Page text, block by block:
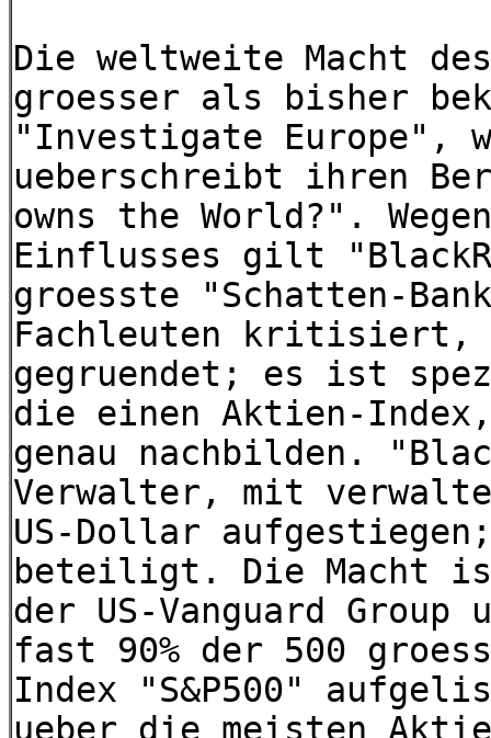
Die weltweite Macht
groesser als bisher
"Investigate Europe",
ueberschreibt ihren
owns the World?".
Einflusses gilt
groesste "Schatten-
Fachleuten kritisiert,
gegruendet; es ist
die einen Aktien-
genau nachbilden.
Verwalter, mit
US-Dollar
beteiligt. Die Macht ist
der US-Vanguard
fast 90% der 500
Index "S&P500"
ueber die meisten